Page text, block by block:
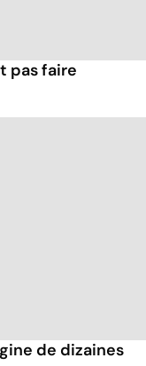
pas faire
de dizaines